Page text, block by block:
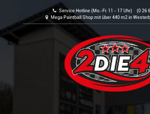
Service Hotline (Mo.-Fr. 11 - 17 Uhr) (0 26
Mega Paintball Shop mit über 440 m2 in